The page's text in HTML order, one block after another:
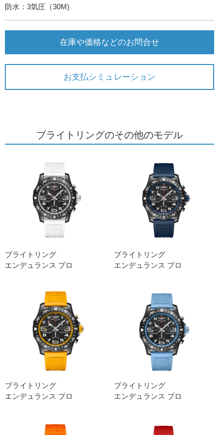
防水：3気圧（30M)
在庫や価格などのお問合せ
お支払シミュレーション
ブライトリングのその他のモデル
ブライトリング
エンデュランス プロ
ブライトリング
エンデュランス プロ
ブライトリング
エンデュランス プロ
ブライトリング
エンデュランス プロ